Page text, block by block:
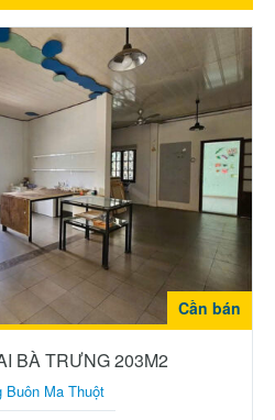
Cần bán
BÀ TRƯNG 203M2
Buôn Ma Thuột